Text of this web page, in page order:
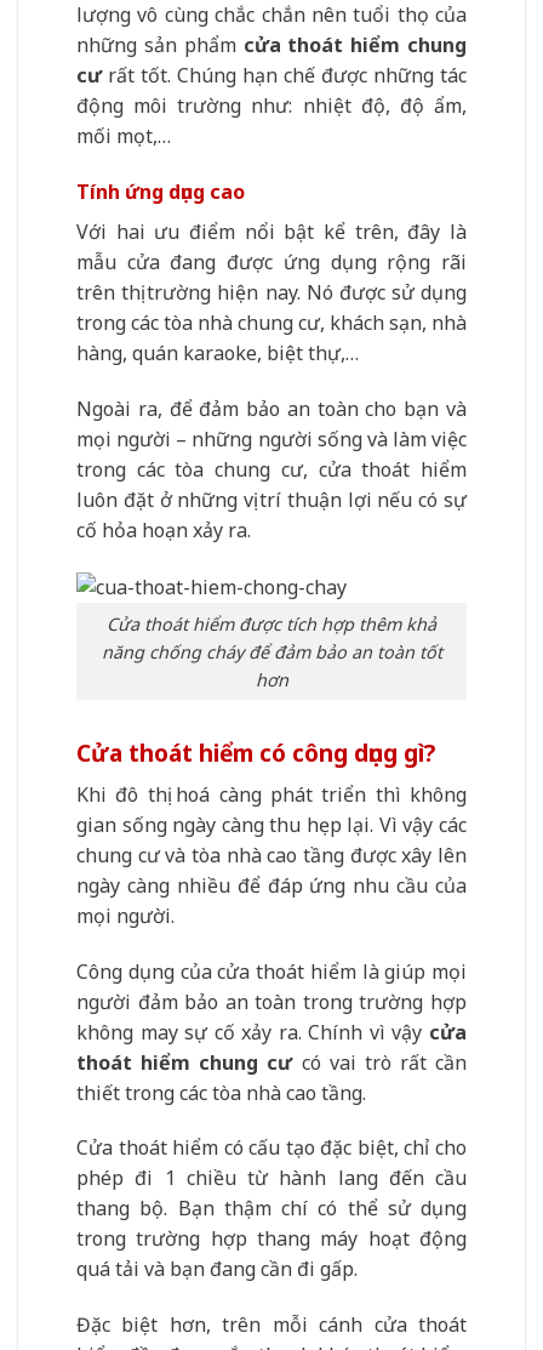
lượng vô cùng chắc chắn nên tuổi thọ của
những sản phẩm cửa thoát hiểm chung
cưrất tốt. Chúng hạn chế được những tác
động môi trường như: nhiệt độ, độ ẩm,
mối mọt,…
Tính ứng dụng cao
Với hai ưu điểm nổi bật kể trên, đây là
mẫu cửa đang được ứng dụng rộng rãi
trên thị trường hiện nay. Nó được sử dụng
trong các tòa nhà chung cư, khách sạn, nhà
hàng, quán karaoke, biệt thự,…
Ngoài ra, để đảm bảo an toàn cho bạn và
mọi người – những người sống và làm việc
trong các tòa chung cư, cửa thoát hiểm
luôn đặt ở những vị trí thuận lợi nếu có sự
cố hỏa hoạn xảy ra.
Cửa thoát hiểm được tích hợp thêm khả
năng chống cháy để đảm bảo an toàn tốt
hơn
Cửa thoát hiểm có công dụng gì?
Khi đô thị hoá càng phát triển thì không
gian sống ngày càng thu hẹp lại. Vì vậy các
chung cư và tòa nhà cao tầng được xây lên
ngày càng nhiều để đáp ứng nhu cầu của
mọi người.
Công dụng của cửa thoát hiểm là giúp mọi
người đảm bảo an toàn trong trường hợp
không may sự cố xảy ra. Chính vì vậy cửa
thoát hiểm chung cưcó vai trò rất cần
thiết trong các tòa nhà cao tầng.
Cửa thoát hiểm có cấu tạo đặc biệt, chỉ cho
phép đi 1 chiều từ hành lang đến cầu
thang bộ. Bạn thậm chí có thể sử dụng
trong trường hợp thang máy hoạt động
quá tải và bạn đang cần đi gấp.
Đặc biệt hơn, trên mỗi cánh cửa thoát